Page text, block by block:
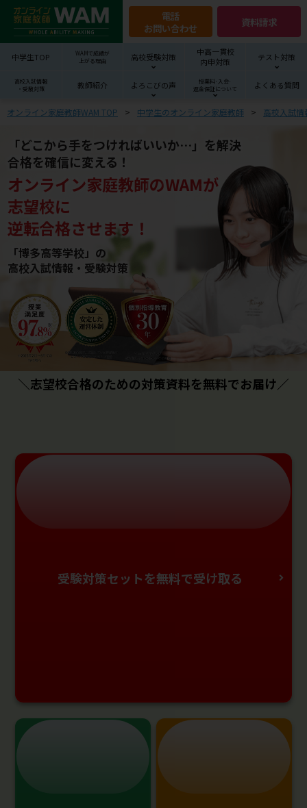
電話
お問い合わせ
資料請求
中学生TOP
WAMで成績が
上がる理由
高校受験対策
中高一貫校
内申対策
テスト対策
高校入試情報
・受験対策
教師紹介 よろこびの声
授業料･入会･
返金保証について
よくある質問
オンライン家庭教師WAM TOP 中学生のオンライン家庭教師 高校入試
「どこから手をつければいいか…」を解決
合格を確信に変える！
オンライン家庭教師のWAMが
志望校に
逆転合格させます！
「博多高等学校」の
高校入試情報・受験対策
＼志望校合格のための対策資料を無料でお届け／
受験対策セットを無料で受け取る